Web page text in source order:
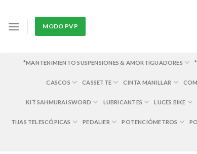
content
MODO PVP
*MANTENIMIENTO SUSPENSIONES & AMORTIGUADORES
CASCOS CASSETTE CINTA MANILLAR
KIT SAHMURAI SWORD LUBRICANTES LUCES BIKE
TIJAS TELESCÓPICAS PEDALIER POTENCIÓMETROS